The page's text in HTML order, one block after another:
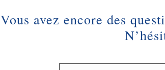
Vous avez encore des